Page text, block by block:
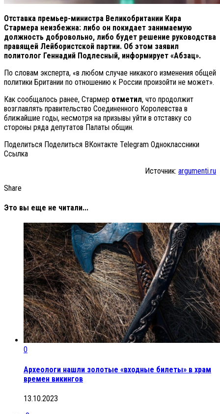
Отставка премьер-министра Великобритании Кира
Стармера неизбежна: либо он покидает занимаемую
должность добровольно, либо будет решение руководства
правящей Лейбористской партии. Об этом заявил
политолог Геннадий Подлесный, информирует «Абзац».
По словам эксперта, «в любом случае никакого изменения общей
политики Британии по отношению к России произойти не может».
Как сообщалось ранее, Стармер отметил, что продолжит
возглавлять правительство Соединенного Королевства в
ближайшие годы, несмотря на призывы уйти в отставку со
стороны ряда депутатов Палаты общин.
Поделиться Поделиться ВКонтакте Telegram Одноклассники
Cсылка
Источник: argumenti.ru
Share
Это вы еще не читали...
0
Археологи нашли золотые «входные билеты» в храм
времен викингов
13.10.2023